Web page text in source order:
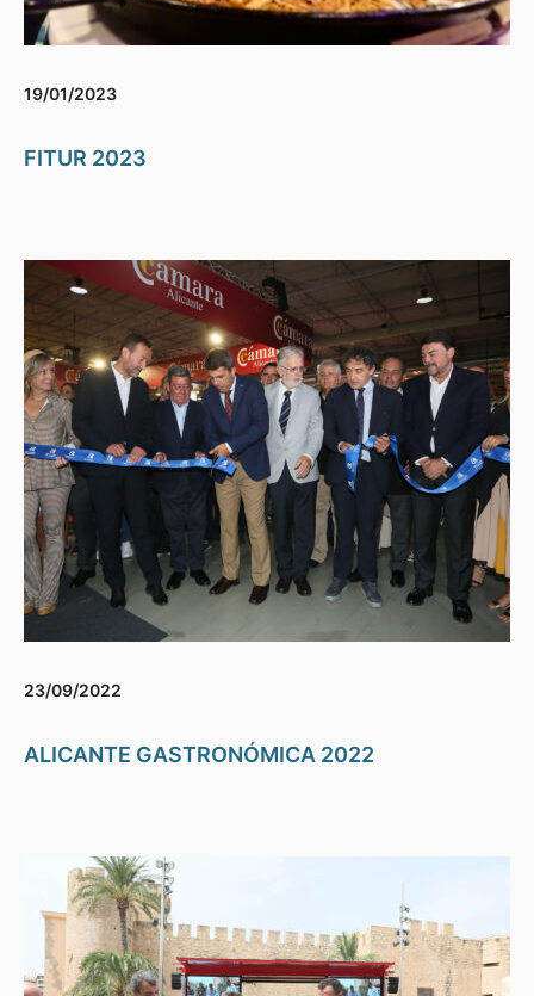
19/01/2023
FITUR 2023
23/09/2022
ALICANTE GASTRONÓMICA 2022